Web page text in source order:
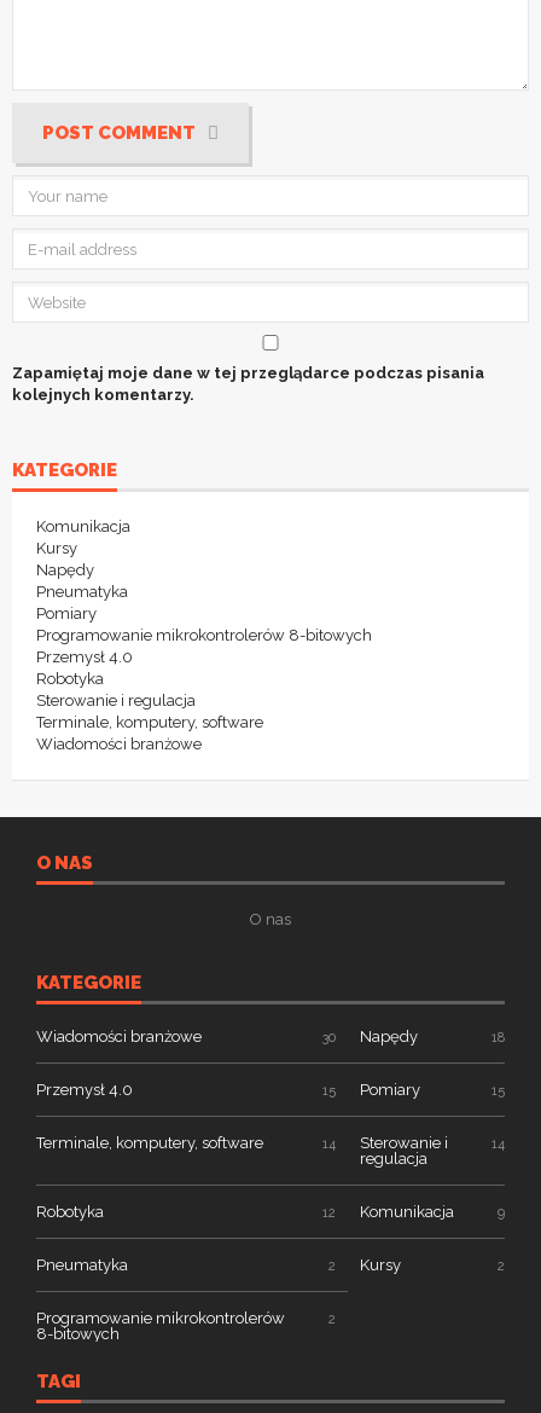
POST COMMENT
Zapamiętaj moje dane w tej przeglądarce podczas pisania
kolejnych komentarzy.
KATEGORIE
Komunikacja
Kursy
Napędy
Pneumatyka
Pomiary
Programowanie mikrokontrolerów 8-bitowych
Przemysł 4.0
Robotyka
Sterowanie i regulacja
Terminale, komputery, software
Wiadomości branżowe
O NAS
O nas
KATEGORIE
Wiadomości branżowe 30 Napędy 18
Przemysł 4.0 15 Pomiary 15
Terminale, komputery, software 14
Sterowanie i
regulacja
14
Robotyka 12 Komunikacja 9
Pneumatyka 2 Kursy 2
Programowanie mikrokontrolerów
8-bitowych
2
TAGI